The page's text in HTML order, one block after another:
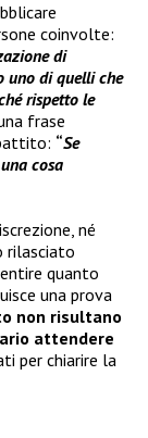
coinvolte:
di
uno di quelli che
rispetto le
frase
“Se
cosa
né
rilasciato
quanto
una prova
non risultano
attendere
per chiarire la